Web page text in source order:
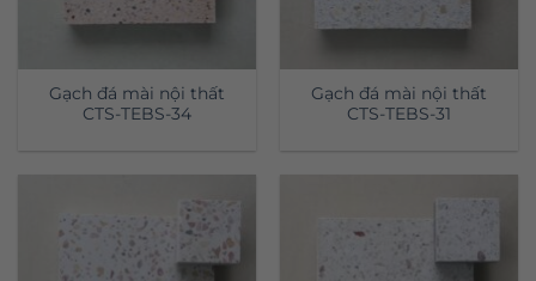
Gạch đá mài nội thất
CTS-TEBS-34
Gạch đá mài nội thất
CTS-TEBS-31